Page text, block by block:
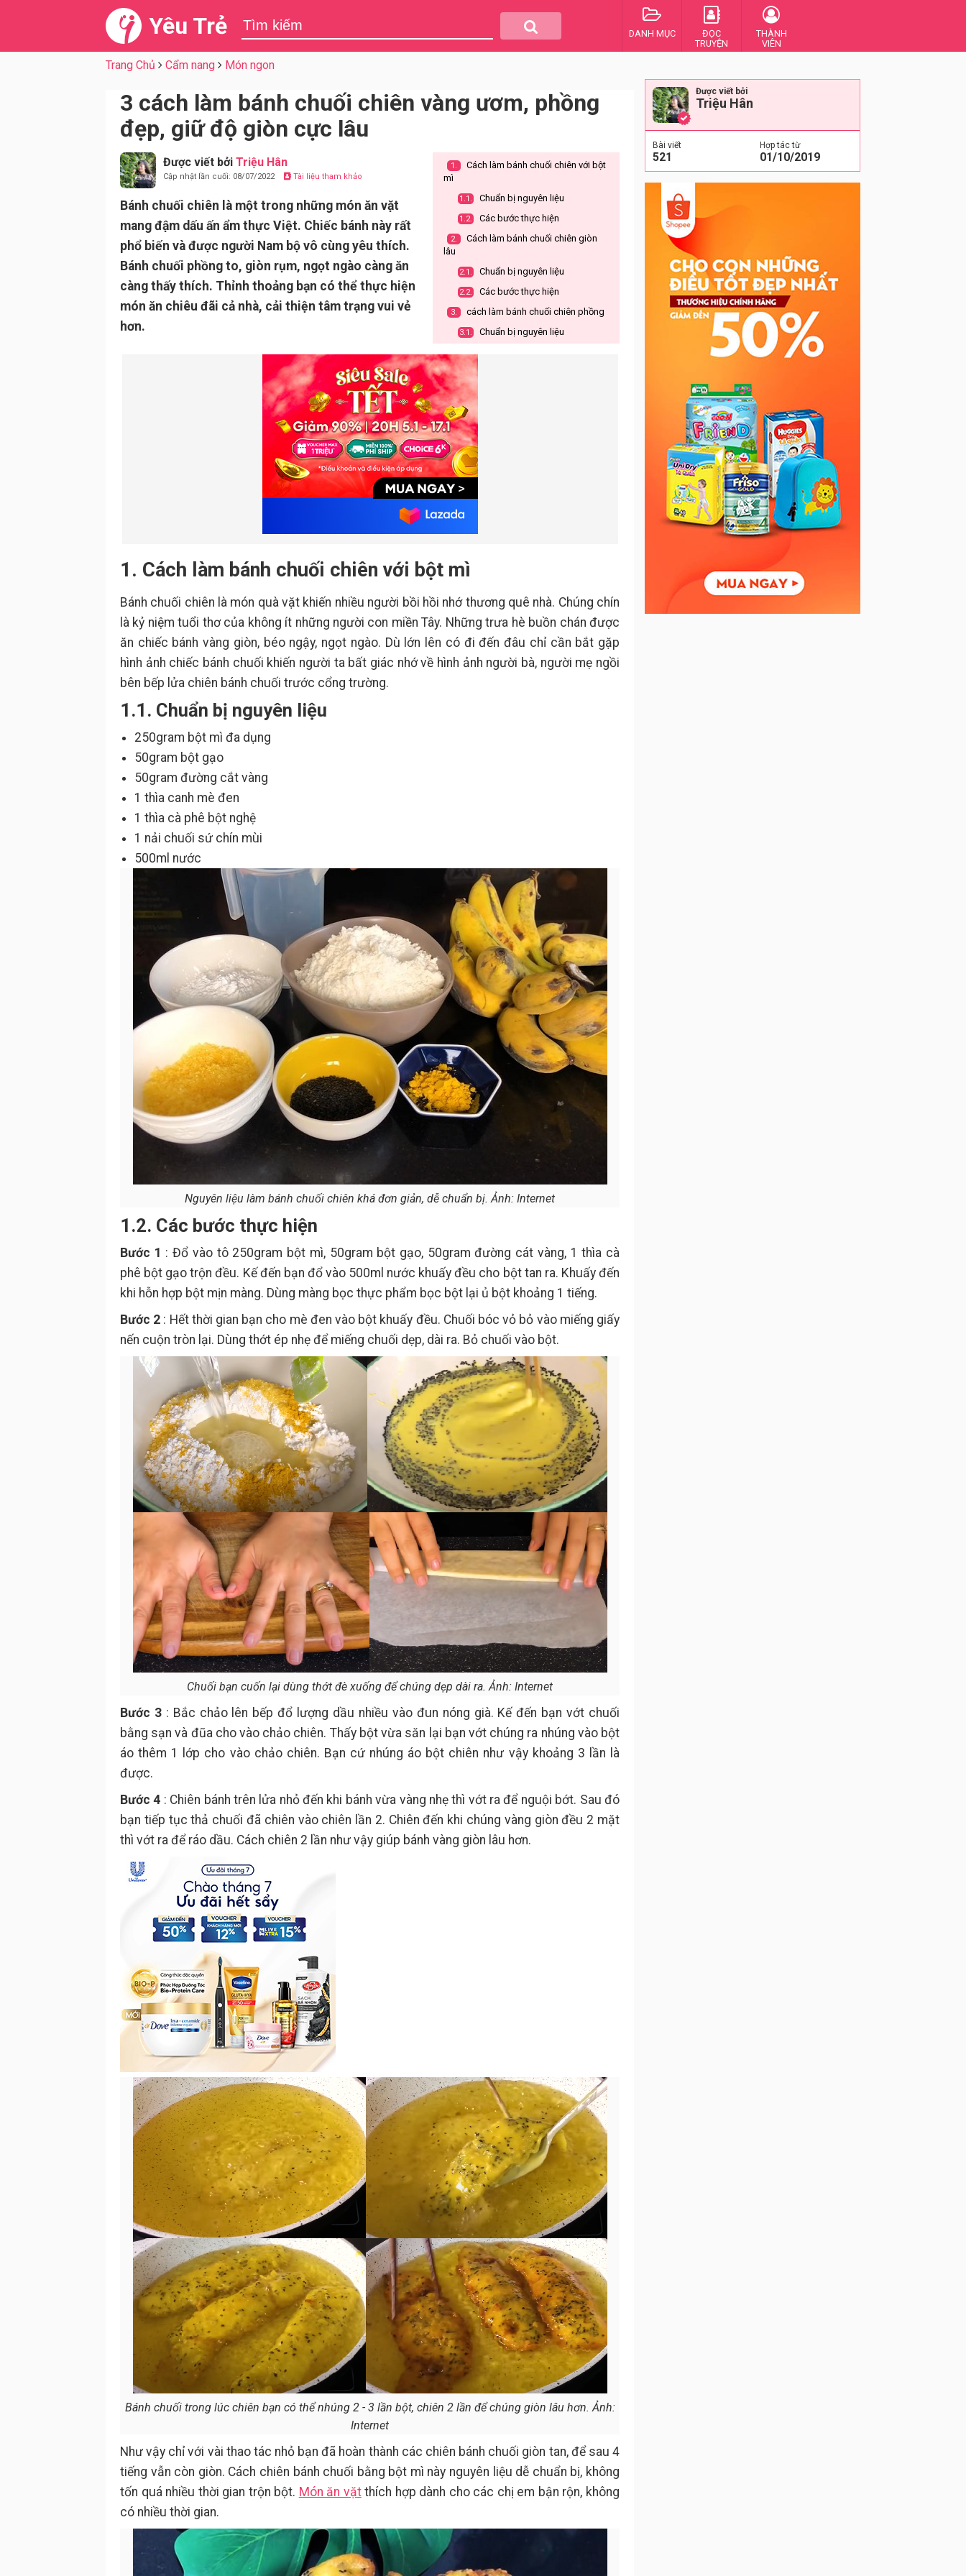
Yêu Trẻ DANH MỤC
ĐỌC
TRUYỆN
THÀNH
VIÊN
Trang Chủ Cẩm nang Món ngon
3 cách làm bánh chuối chiên vàng ươm, phồng
đẹp, giữ độ giòn cực lâu
Được viết bởi Triệu Hân
Cập nhật lần cuối: 08/07/2022 Tài liệu tham khảo
Bánh chuối chiên là một trong những món ăn vặt
mang đậm dấu ấn ẩm thực Việt. Chiếc bánh này rất
phổ biến và được người Nam bộ vô cùng yêu thích.
Bánh chuối phồng to, giòn rụm, ngọt ngào càng ăn
càng thấy thích. Thỉnh thoảng bạn có thể thực hiện
món ăn chiêu đãi cả nhà, cải thiện tâm trạng vui vẻ
hơn.
1.
Cách làm bánh chuối chiên với bột
mì
1.1. Chuẩn bị nguyên liệu
1.2. Các bước thực hiện
2.
Cách làm bánh chuối chiên giòn
lâu
2.1. Chuẩn bị nguyên liệu
2.2. Các bước thực hiện
3. cách làm bánh chuối chiên phồng
3.1. Chuẩn bị nguyên liệu
3.2. Các bước thực hiện
1. Cách làm bánh chuối chiên với bột mì
Bánh chuối chiên là món quà vặt khiến nhiều người bồi hồi nhớ thương quê nhà. Chúng chín
là kỷ niệm tuổi thơ của không ít những người con miền Tây. Những trưa hè buồn chán được
ăn chiếc bánh vàng giòn, béo ngậy, ngọt ngào. Dù lớn lên có đi đến đâu chỉ cần bắt gặp
hình ảnh chiếc bánh chuối khiến người ta bất giác nhớ về hình ảnh người bà, người mẹ ngồi
bên bếp lửa chiên bánh chuối trước cổng trường.
1.1. Chuẩn bị nguyên liệu
250gram bột mì đa dụng
50gram bột gạo
50gram đường cắt vàng
1 thìa canh mè đen
1 thìa cà phê bột nghệ
1 nải chuối sứ chín mùi
500ml nước
Nguyên liệu làm bánh chuối chiên khá đơn giản, dễ chuẩn bị. Ảnh: Internet
1.2. Các bước thực hiện
Bước 1 : Đổ vào tô 250gram bột mì, 50gram bột gạo, 50gram đường cát vàng, 1 thìa cà
phê bột gạo trộn đều. Kế đến bạn đổ vào 500ml nước khuấy đều cho bột tan ra. Khuấy đến
khi hỗn hợp bột mịn màng. Dùng màng bọc thực phẩm bọc bột lại ủ bột khoảng 1 tiếng.
Bước 2 : Hết thời gian bạn cho mè đen vào bột khuấy đều. Chuối bóc vỏ bỏ vào miếng giấy
nến cuộn tròn lại. Dùng thớt ép nhẹ để miếng chuối dẹp, dài ra. Bỏ chuối vào bột.
Chuối bạn cuốn lại dùng thớt đè xuống để chúng dẹp dài ra. Ảnh: Internet
Bước 3: Bắc chảo lên bếp đổ lượng dầu nhiều vào đun nóng già. Kế đến bạn vớt chuối
bằng sạn và đũa cho vào chảo chiên. Thấy bột vừa săn lại bạn vớt chúng ra nhúng vào bột
áo thêm 1 lớp cho vào chảo chiên. Bạn cứ nhúng áo bột chiên như vậy khoảng 3 lần là
được.
Bước 4 : Chiên bánh trên lửa nhỏ đến khi bánh vừa vàng nhẹ thì vớt ra để nguội bớt. Sau đó
bạn tiếp tục thả chuối đã chiên vào chiên lần 2. Chiên đến khi chúng vàng giòn đều 2 mặt
thì vớt ra để ráo dầu. Cách chiên 2 lần như vậy giúp bánh vàng giòn lâu hơn.
Bánh chuối trong lúc chiên bạn có thể nhúng 2 - 3 lần bột, chiên 2 lần để chúng giòn lâu hơn. Ảnh:
Internet
Như vậy chỉ với vài thao tác nhỏ bạn đã hoàn thành các chiên bánh chuối giòn tan, để sau 4
tiếng vẫn còn giòn. Cách chiên bánh chuối bằng bột mì này nguyên liệu dễ chuẩn bị, không
tốn quá nhiều thời gian trộn bột. Món ăn vặtthích hợp dành cho các chị em bận rộn, không
có nhiều thời gian.
Được viết bởi
Triệu Hân
Bài viết
521
Hợp tác từ
01/10/2019